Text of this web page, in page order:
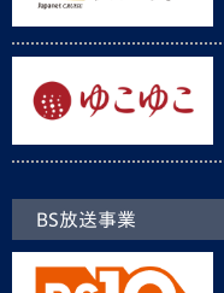
BS放送事業